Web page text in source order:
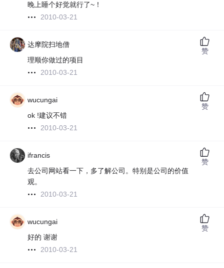
晚上睡个好觉就行了~！
2010-03-21
达摩院扫地僧
理顺你做过的项目
2010-03-21
赞
wucungai
ok !建议不错
2010-03-21
赞
ifrancis
去公司网站看一下，多了解公司。特别是公司的价值
观。
2010-03-21
赞
wucungai
好的 谢谢
2010-03-21
赞